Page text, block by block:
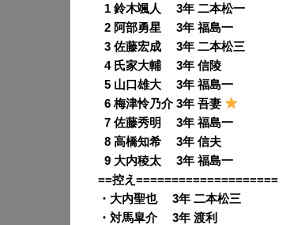
1 鈴木颯人 3年 二本松一
2 阿部勇星 3年 福島一
3 佐藤宏成 3年 二本松三
4 氏家大輔 3年 信陵
5 山口雄大 3年 福島一
6 梅津怜乃介 3年 吾妻
7 佐藤秀明 3年 福島一
8 高橋知希 3年 信夫
9 大内稜太 3年 福島一
==控え====================
・大内聖也 3年 二本松三
・対馬皐介 3年 渡利